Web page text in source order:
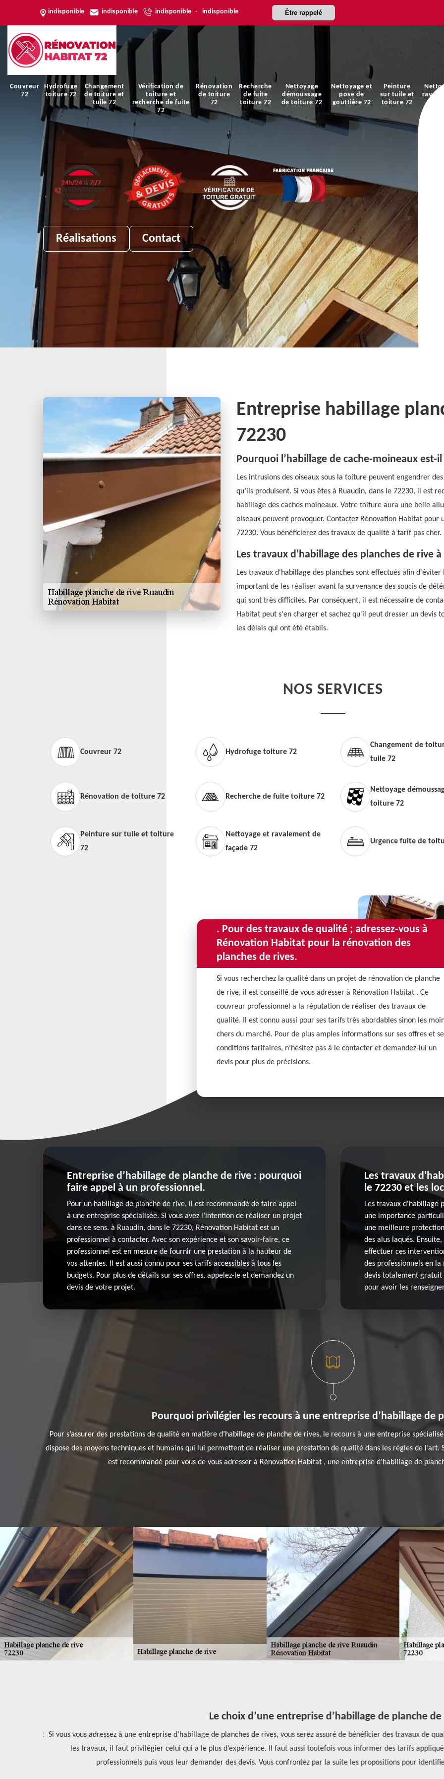
indisponible indisponible indisponible - indisponible Être rappelé
Couvreur
72
Hydrofuge
toiture 72
Changement
de toiture et
tuile 72
Vérification de
toiture et
recherche de fuite
72
Rénovation
de toiture
72
Recherche
de fuite
toiture 72
Nettoyage
démoussage
de toiture 72
Nettoyage et
pose de
gouttière 72
Peinture
sur tuile et
toiture 72
Réalisations Contact
Entreprise habillage
72230
Pourquoi l’habillage de cache-moineaux est-
Les intrusions des oiseaux sous la toiture peuvent engendrer
qu’ils produisent. Si vous êtes à Ruaudin, dans le 72230, il est
habillage des caches moineaux. Votre toiture aura une belle
oiseaux peuvent provoquer. Contactez Rénovation Habitat
72230. Vous bénéficierez des travaux de qualité à tarif pas cher.
Les travaux d'habillage des planches de rive
Les travaux d'habillage des planches sont effectués afin
important de les réaliser avant la survenance des soucis de
qui sont très difficiles. Par conséquent, il est nécessaire de
Habitat peut s'en charger et sachez qu'il peut dresser un devis
les délais qui ont été établis.
NOS SERVICES
Couvreur 72 Hydrofuge toiture 72
Changement de
tuile 72
Rénovation de toiture 72 Recherche de fuite toiture 72
Nettoyage
toiture 72
Peinture sur tuile et toiture
72
Nettoyage et ravalement de
façade 72
Urgence fuite de
. Pour des travaux de qualité ; adressez-vous à
Rénovation Habitat pour la rénovation des
planches de rives.
Si vous recherchez la qualité dans un projet de rénovation de planche
de rive, il est conseillé de vous adresser à Rénovation Habitat . Ce
couvreur professionnel a la réputation de réaliser des travaux de
qualité. Il est connu aussi pour ses tarifs très abordables sinon les
chers du marché. Pour de plus amples informations sur ses offres et
conditions tarifaires, n’hésitez pas à le contacter et demandez-lui un
devis pour plus de précisions.
Entreprise d’habillage de planche de rive : pourquoi
faire appel à un professionnel.
Pour un habillage de planche de rive, il est recommandé de faire appel
à une entreprise spécialisée. Si vous avez l’intention de réaliser un projet
dans ce sens. à Ruaudin, dans le 72230, Rénovation Habitat est un
professionnel à contacter. Avec son expérience et son savoir-faire, ce
professionnel est en mesure de fournir une prestation à la hauteur de
vos attentes. Il est aussi connu pour ses tarifs accessibles à tous les
budgets. Pour plus de détails sur ses offres, appelez-le et demandez un
devis de votre projet.
Les travaux
le 72230 et les
Les travaux d'habillage
une importance
une meilleure
des alus laqués.
effectuer ces
des professionnels en
devis totalement gratuit
pour avoir les
Pourquoi privilégier les recours à une entreprise d’habillage de
Pour s’assurer des prestations de qualité en matière d’habillage de planche de rives, le recours à une entreprise
dispose des moyens techniques et humains qui lui permettent de réaliser une prestation de qualité dans les règles de l’art.
est recommandé pour vous de vous adresser à Rénovation Habitat , une entreprise d’habillage de
Le choix d’une entreprise d’habillage de planche de
Si vous vous adressez à une entreprise d’habillage de planches de rives, vous serez assuré de bénéficier des travaux de
les travaux, il faut privilégier celui qui a le plus d’expérience. Il faut aussi toutefois vous informer des tarifs
professionnels puis vous leur demander des devis. Vous confrontez par la suite les propositions pour